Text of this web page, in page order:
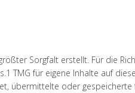
Sorgfalt erstellt. Für die
TMG für eigene Inhalte auf
übermittelte oder